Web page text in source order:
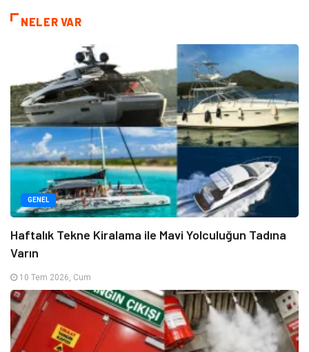
NELER VAR
GENEL
Haftalık Tekne Kiralama ile Mavi Yolculuğun Tadına
Varın
10 Tem 2026, Cum